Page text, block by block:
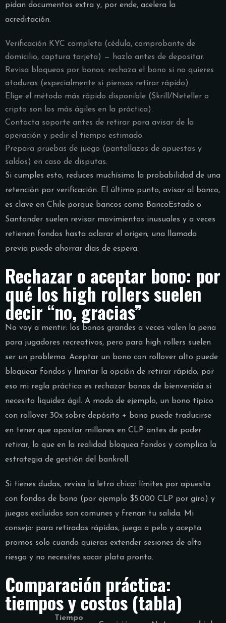
pidan documentos extra y, por ende, acelera la
acreditación.
Verificación KYC completa (cédula, comprobante de
domicilio, captura tarjeta) — hazlo antes de depositar.
Revisa bloqueos por bonos: rechaza el bono si no quieres
ataduras (especialmente si piensas retirar rápido).
Elige el método más rápido disponible (Skrill/Neteller o
cripto son los más ágiles en la práctica).
Contacta soporte antes de retirar para avisar de la
operación y pedir el tiempo estimado.
Prepara pruebas de juego (pantallazos de apuestas y
saldos) en caso de disputas.
Si cumples esto, reduces muchísimo la probabilidad de una
retención por verificación. El último punto, avisar al banco,
es clave en Chile porque bancos como BancoEstado o
Santander suelen revisar movimientos inusuales y a veces
retienen fondos hasta aclarar el origen; una llamada
previa puede ahorrar días de espera.
Rechazar o aceptar bono: por
qué los high rollers suelen
decir “no, gracias”
No voy a mentir: los bonos grandes a veces valen la pena
para jugadores recreativos, pero para high rollers suelen
ser un problema. Aceptar un bono con rollover alto puede
bloquear fondos y limitar la opción de retirar rápido; por
eso mi regla práctica es rechazar bonos de bienvenida si
necesito liquidez ágil. A modo de ejemplo, un bono típico
con rollover 30x sobre depósito + bono puede traducirse
en tener que apostar millones en CLP antes de poder
retirar, lo que en la realidad bloquea fondos y complica la
estrategia de gestión del bankroll.
Si tienes dudas, revisa la letra chica: límites por apuesta
con fondos de bono (por ejemplo $5.000 CLP por giro) y
juegos excluidos son comunes y frenan tu salida. Mi
consejo: para retiradas rápidas, juega a pelo y acepta
promos solo cuando quieras extender sesiones de alto
riesgo y no necesites sacar plata pronto.
Comparación práctica:
tiempos y costos (tabla)
Tiempo